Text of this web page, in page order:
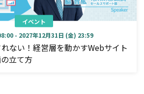
イベント
- 2027年12月31日 (金) 23:59
ない！経営層を動かすWebサイト
立て方